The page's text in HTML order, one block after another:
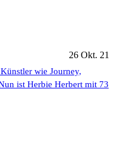
26 Okt. 21
wie Journey,
ist Herbie Herbert mit 73